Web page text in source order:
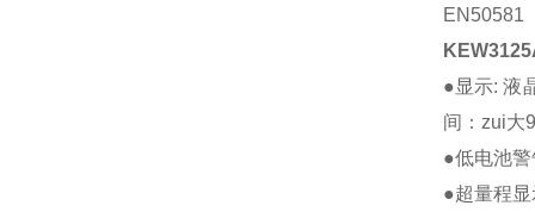
EN50581
●显示: 液
间：zui大
●低电池
●超量程